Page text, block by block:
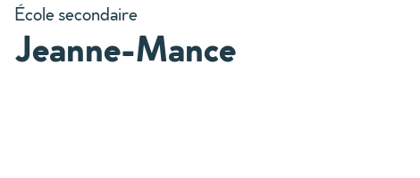
École secondaire
Jeanne-Mance